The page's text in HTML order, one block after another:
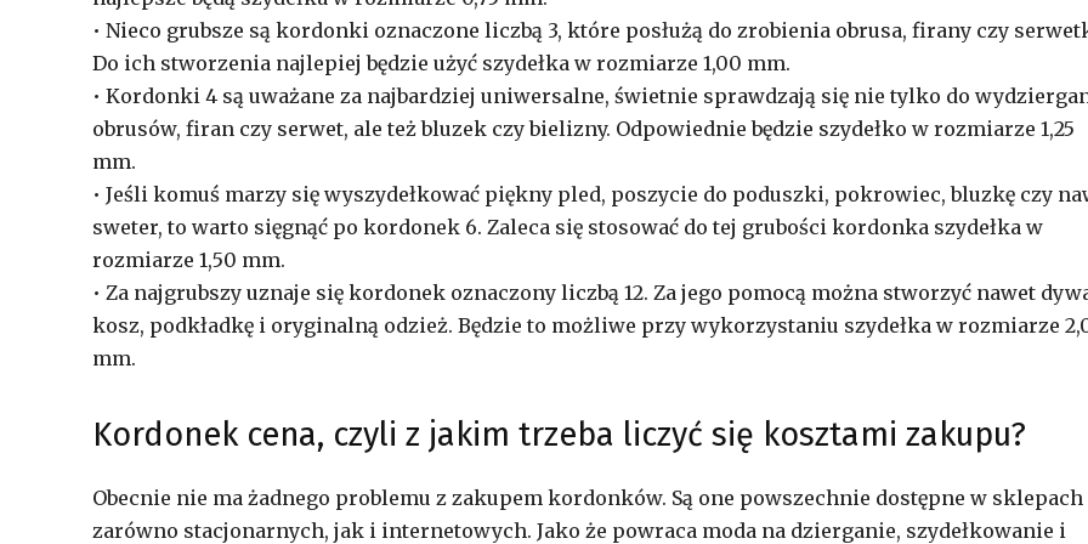
• Nieco grubsze są kordonki oznaczone liczbą 3, które posłużą do zrobienia obrusa, firany czy
Do ich stworzenia najlepiej będzie użyć szydełka w rozmiarze 1,00 mm.
• Kordonki 4 są uważane za najbardziej uniwersalne, świetnie sprawdzają się nie tylko do
obrusów, firan czy serwet, ale też bluzek czy bielizny. Odpowiednie będzie szydełko w rozmiarze 1,25
mm.
• Jeśli komuś marzy się wyszydełkować piękny pled, poszycie do poduszki, pokrowiec, bluzkę czy
sweter, to warto sięgnąć po kordonek 6. Zaleca się stosować do tej grubości kordonka szydełka w
rozmiarze 1,50 mm.
• Za najgrubszy uznaje się kordonek oznaczony liczbą 12. Za jego pomocą można stworzyć nawet
kosz, podkładkę i oryginalną odzież. Będzie to możliwe przy wykorzystaniu szydełka w rozmiarze
mm.
Kordonek cena, czyli z jakim trzeba liczyć się kosztami zakupu?
Obecnie nie ma żadnego problemu z zakupem kordonków. Są one powszechnie dostępne w sklepach
zarówno stacjonarnych, jak i internetowych. Jako że powraca moda na dzierganie, szydełkowanie i